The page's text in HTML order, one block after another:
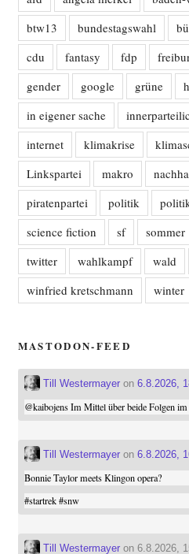
btw13
bundestagswahl
cdu
fantasy fdp
gender
google grüne
in eigener sache
internet
klimakrise
Linkspartei
makro
piratenpartei
politik
science fiction
sf sommer
twitter
wahlkampf wald
winfried kretschmann
winter
MASTODON-FEED
Till Westermayeron 6.8.2026,
@kaibojensIm Mittel über beide Folgen im
Till Westermayeron 6.8.2026,
Bonnie Taylor meets Klingon opera?
#startrek #snw
Till Westermayeron 6.8.2026,